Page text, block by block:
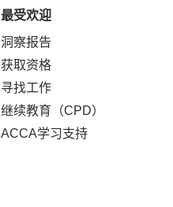
最受欢迎
洞察报告
获取资格
寻找工作
继续教育（CPD）
ACCA学习支持